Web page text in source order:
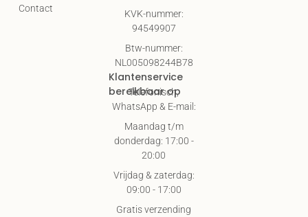
Contact
KVK-nummer:
94549907
Btw-nummer:
NL005098244B78
Klantenservice
bereikbaar op
Telefonisch,
WhatsApp & E-mail:
Maandag t/m
donderdag: 17:00 -
20:00
Vrijdag & zaterdag:
09:00 - 17:00
Gratis verzending